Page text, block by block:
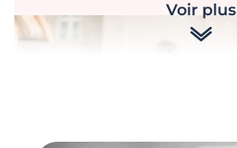
Voir plus